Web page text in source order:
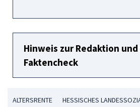
Hinweis zur Redaktion und
Faktencheck
ALTERSRENTE HESSISCHES